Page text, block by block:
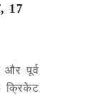
17
पूर्व
क्रिकेट